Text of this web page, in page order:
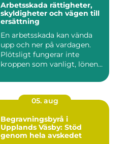
Arbetsskada rättigheter,
skyldigheter och vägen till
ersättning
En arbetsskada kan vända
upp och ner på vardagen.
Plötsligt fungerar inte
kroppen som vanligt, lönen...
05. aug
Begravningsbyrå i
Upplands Väsby: Stöd
genom hela avskedet